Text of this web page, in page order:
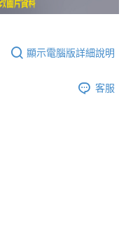
顯示電腦版詳細說明
客服